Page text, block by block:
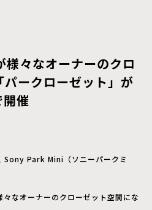
々なオーナーのクロ
ークローゼット」が
催
Sony Park Mini（ソニーパークミ
なオーナーのクローゼット空間にな